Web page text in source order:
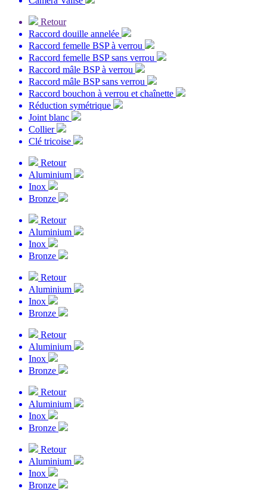
Retour
Raccord douille annelée
Raccord femelle BSP à verrou
Raccord femelle BSP sans verrou
Raccord mâle BSP à verrou
Raccord mâle BSP sans verrou
Raccord bouchon à verrou et chaînette
Réduction symétrique
Joint blanc
Collier
Clé tricoise
Retour
Aluminium
Inox
Bronze
Retour
Aluminium
Inox
Bronze
Retour
Aluminium
Inox
Bronze
Retour
Aluminium
Inox
Bronze
Retour
Aluminium
Inox
Bronze
Retour
Aluminium
Inox
Bronze